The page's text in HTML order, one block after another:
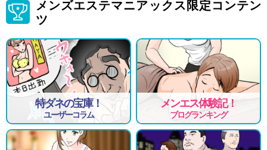
メンズエステマニアックス限定コンテン
ツ
特ダネの宝庫！
ユーザーコラム
メンエス体験記！
ブログランキング